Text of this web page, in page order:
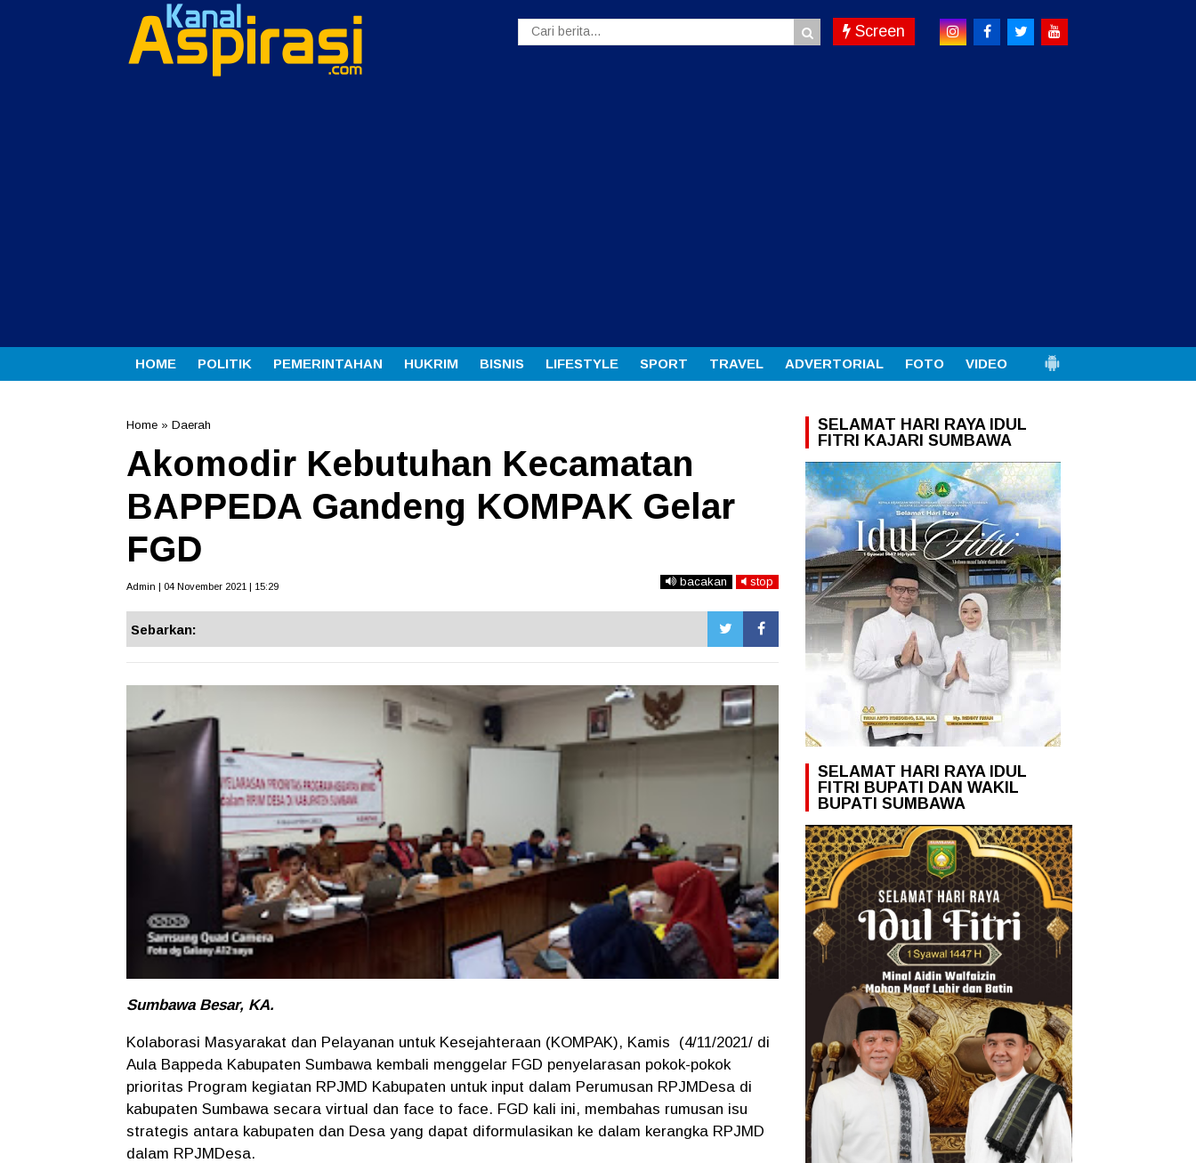
Screen
HOME POLITIK PEMERINTAHAN HUKRIM BISNIS LIFESTYLE SPORT TRAVEL ADVERTORIAL FOTO VIDEO
Home » Daerah
Akomodir Kebutuhan Kecamatan
BAPPEDA Gandeng KOMPAK Gelar
FGD
Admin | 04 November 2021 | 15:29 bacakan stop
Sebarkan:
Sumbawa Besar, KA.
Kolaborasi Masyarakat dan Pelayanan untuk Kesejahteraan (KOMPAK), Kamis (4/11/2021/ di
Aula Bappeda Kabupaten Sumbawa kembali menggelar FGD penyelarasan pokok-pokok
prioritas Program kegiatan RPJMD Kabupaten untuk input dalam Perumusan RPJMDesa di
kabupaten Sumbawa secara virtual dan face to face. FGD kali ini, membahas rumusan isu
strategis antara kabupaten dan Desa yang dapat diformulasikan ke dalam kerangka RPJMD
dalam RPJMDesa.
SELAMAT HARI RAYA IDUL
FITRI KAJARI SUMBAWA
SELAMAT HARI RAYA IDUL
FITRI BUPATI DAN WAKIL
BUPATI SUMBAWA